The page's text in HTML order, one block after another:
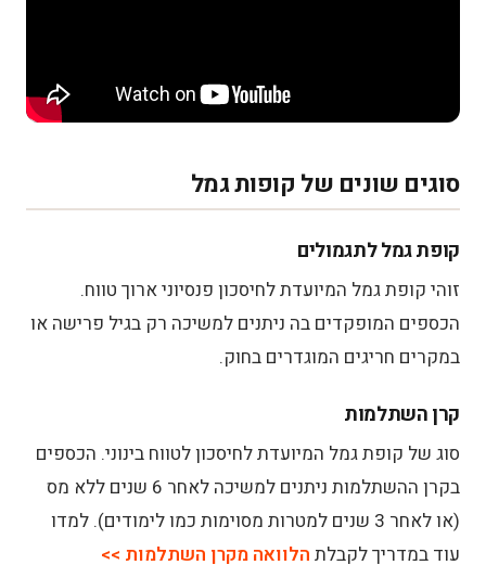
סוגים שונים של קופות גמל
קופת גמל לתגמולים
זוהי קופת גמל המיועדת לחיסכון פנסיוני ארוך טווח.
הכספים המופקדים בה ניתנים למשיכה רק בגיל פרישה או
במקרים חריגים המוגדרים בחוק.
קרן השתלמות
סוג של קופת גמל המיועדת לחיסכון לטווח בינוני. הכספים
בקרן ההשתלמות ניתנים למשיכה לאחר 6 שנים ללא מס
(או לאחר 3 שנים למטרות מסוימות כמו לימודים). למדו
עוד במדריך לקבלת הלוואה מקרן השתלמות >>